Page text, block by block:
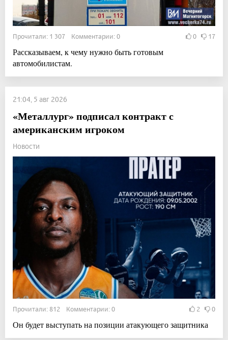
Прочитали: 1 307 Комментарии: 0 0 17
Рассказываем, к чему нужно быть готовым
автомобилистам.
21:04, 5 авг 2026
«Металлург» подписал контракт с
американским игроком
Новости
Прочитали: 812 Комментарии: 0 2 0
Он будет выступать на позиции атакующего защитника